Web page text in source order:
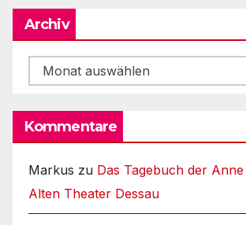
Archiv
Archiv
Kommentare
Markus zu Das Tagebuch der
Alten Theater Dessau